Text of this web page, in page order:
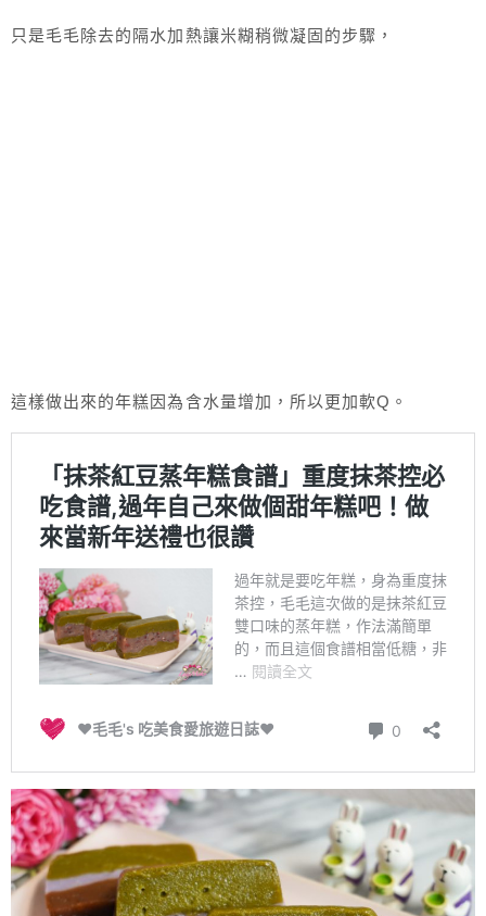
只是毛毛除去的隔水加熱讓米糊稍微凝固的步驟，
這樣做出來的年糕因為含水量增加，所以更加軟Q。